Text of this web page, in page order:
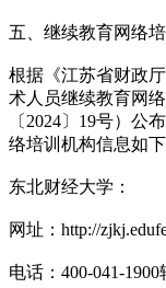
五、继续教育网络
根据《江苏省财政
术人员继续教育网
〔2024〕19号）公
络培训机构信息如下
东北财经大学：
网址：http://
电话：400-041-1900